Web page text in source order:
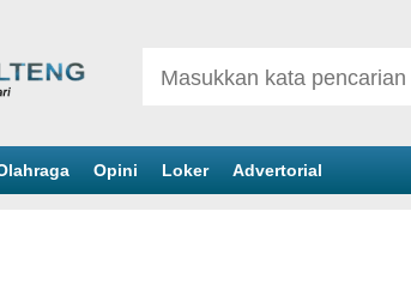
Opini Loker Advertorial